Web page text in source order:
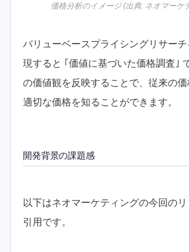
価格分析のイメージ (出典: ネオマーケ
バリューベースプライシングリサー
現すると ｢価値に基づいた価格調査｣
の価値観を反映することで、従来の
適切な価格を知ることができます。
開発背景の課題感
以下はネオマーケティングの今回の
引用です。